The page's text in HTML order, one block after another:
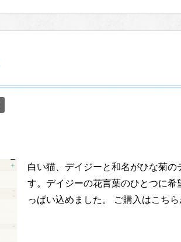
白い猫、デイジーと和名がひな菊の
す。デイジーの花言葉のひとつに希
っぱい込めました。 ご購入はこちら